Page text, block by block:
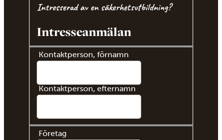
Intresserad av en säkerhetsutbildning?
Intresseanmälan
Kontaktperson, förnamn
Kontaktperson, efternamn
Företag